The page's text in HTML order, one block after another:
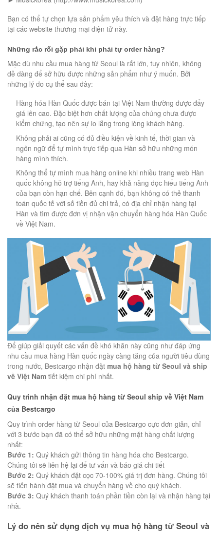
Bạn có thể tự chọn lựa sản phẩm yêu thích và đặt hàng trực tiếp
tại các website thương mại điện tử này.
Những rắc rối gặp phải khi phải tự order hàng?
Mặc dù nhu cầu mua hàng từ Seoul là rất lớn, tuy nhiên, không
dễ dàng để sở hữu được những sản phẩm như ý muốn. Bởi
những lý do cụ thể sau đây:
Hàng hóa Hàn Quốc được bán tại Việt Nam thường được đẩy
giá lên cao. Đặc biệt hơn chất lượng của chúng chưa được
kiểm chứng, tạo nên sự lo lắng trong lòng khách hàng.
Không phải ai cũng có đủ điều kiện về kinh tế, thời gian và
ngôn ngữ để tự mình trực tiếp qua Hàn sở hữu những món
hàng mình thích.
Không thể tự mình mua hàng online khi nhiều trang web Hàn
quốc không hỗ trợ tiếng Anh, hay khả năng đọc hiểu tiếng Anh
của bạn còn hạn chế. Bên cạnh đó, bạn không có thẻ thanh
toán quốc tế với số tiền đủ chi trả, có địa chỉ nhận hàng tại
Hàn và tìm được đơn vị nhận vận chuyển hàng hóa Hàn Quốc
về Việt Nam.
Để giúp giải quyết các vấn đề khó khăn này cũng như đáp ứng
nhu cầu mua hàng Hàn quốc ngày càng tăng của người tiêu dùng
trong nước, Bestcargo nhận đặt mua hộ hàng từ Seoul và ship
về Việt Nam tiết kiệm chi phí nhất.
Quy trình nhận đặt mua hộ hàng từ Seoul ship về Việt Nam
của Bestcargo
Quy trình order hàng từ Seoul của Bestcargo cực đơn giản, chỉ
với 3 bước bạn đã có thể sở hữu những mặt hàng chất lượng
nhất:
Bước 1: Quý khách gửi thông tin hàng hóa cho Bestcargo.
Chúng tôi sẽ liên hệ lại để tư vấn và báo giá chi tiết
Bước 2: Quý khách đặt cọc 70-100% giá trị đơn hàng. Chúng tôi
sẽ tiến hành đặt mua và chuyển hàng về cho quý khách.
Bước 3: Quý khách thanh toán phần tiền còn lại và nhận hàng tại
nhà.
Lý do nên sử dụng dịch vụ mua hộ hàng từ Seoul và